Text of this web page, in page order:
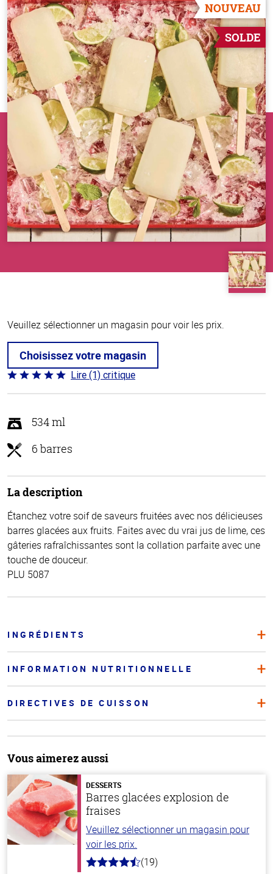
NOUVEAU
SOLDE
Veuillez sélectionner un magasin pour voir les prix.
Choisissez votre magasin
Coté
5 sur
Lire (1) critique
534 ml
6 barres
La description
Étanchez votre soif de saveurs fruitées avec nos délicieuses
barres glacées aux fruits. Faites avec du vrai jus de lime, ces
gâteries rafraîchissantes sont la collation parfaite avec une
touche de douceur.
PLU 5087
INGRÉDIENTS
INFORMATION NUTRITIONNELLE
DIRECTIVES DE CUISSON
Vous aimerez aussi
DESSERTS
Barres glacées explosion de
fraises
Veuillez sélectionner un magasin pour
voir les prix.
4.8
(19)